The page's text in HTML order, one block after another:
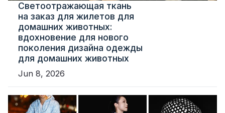
Светоотражающая ткань
на заказ для жилетов для
домашних животных:
вдохновение для нового
поколения дизайна одежды
для домашних животных
Jun 8, 2026